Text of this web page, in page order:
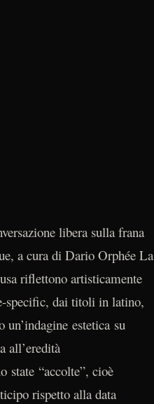
libera sulla frana
a cura di Dario Orphée La
riflettono artisticamente
specific, dai titoli in latino,
un’indagine estetica su
all’eredità
state “accolte”, cioè
rispetto alla data